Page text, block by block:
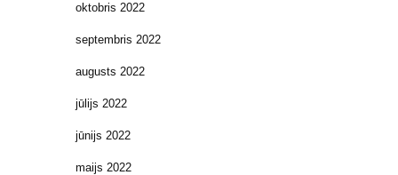
oktobris 2022
septembris 2022
augusts 2022
jūlijs 2022
jūnijs 2022
maijs 2022